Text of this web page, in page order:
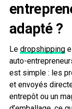
adapté ?
Le dropshipping
auto-
est simple : les
et envoyés
entrepôt ou un